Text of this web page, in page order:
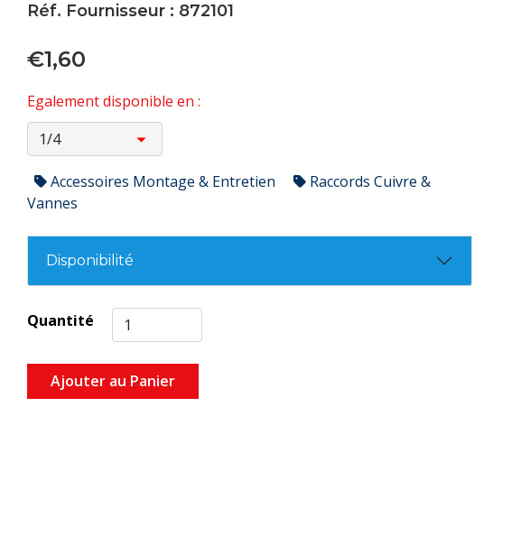
Réf. Fournisseur : 872101
€1,60
Egalement disponible en :
Accessoires Montage & Entretien
Raccords Cuivre &
Vannes
Disponibilité
Quantité
Ajouter au Panier